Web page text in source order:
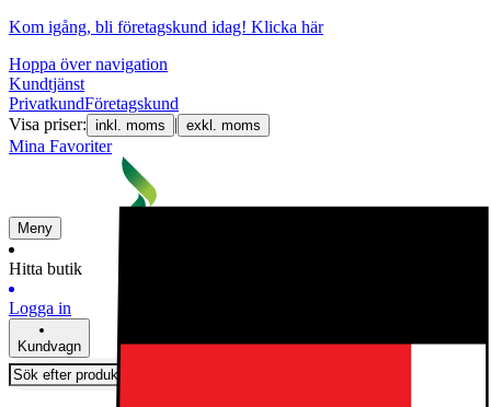
Kom igång, bli företagskund idag! Klicka här
Hoppa över navigation
Kundtjänst
PrivatkundFöretagskund
Visa priser: inkl. moms | exkl. moms
Mina Favoriter
Meny
Hitta butik
Logga in
Kundvagn